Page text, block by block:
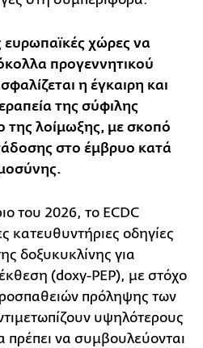
ευρωπαϊκές χώρες να
προγεννητικού
η έγκαιρη και
της σύφιλης
της λοίμωξης, με σκοπό
στο έμβρυο κατά
του 2026, το ECDC
κατευθυντήριες οδηγίες
δοξυκυκλίνης για
(doxy-PEP), με στόχο
πρόληψης των
υψηλότερους
πρέπει να συμβουλεύονται